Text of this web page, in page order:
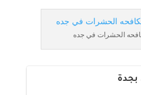
الحشرات في جده
بجدة